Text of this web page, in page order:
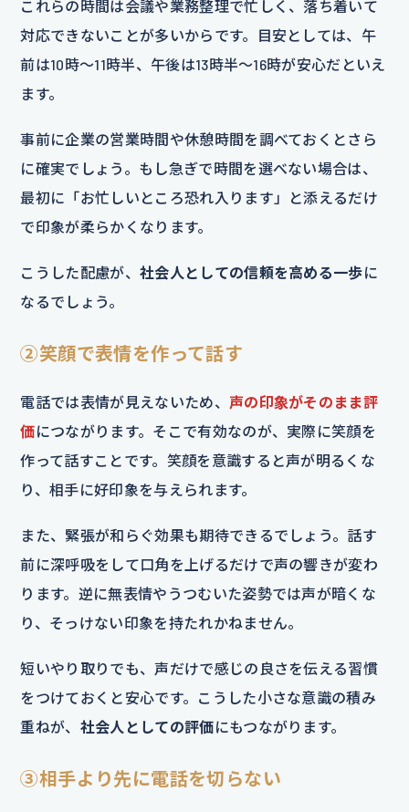
これらの時間は会議や業務整理で忙しく、落ち着いて
対応できないことが多いからです。目安としては、午
前は10時〜11時半、午後は13時半〜16時が安心だといえ
ます。
事前に企業の営業時間や休憩時間を調べておくとさら
に確実でしょう。もし急ぎで時間を選べない場合は、
最初に「お忙しいところ恐れ入ります」と添えるだけ
で印象が柔らかくなります。
こうした配慮が、 社会人としての信頼を高める一歩に
なるでしょう。
②笑顔で表情を作って話す
電話では表情が見えないため、 声の印象がそのまま評
価につながります。そこで有効なのが、実際に笑顔を
作って話すことです。笑顔を意識すると声が明るくな
り、相手に好印象を与えられます。
また、緊張が和らぐ効果も期待できるでしょう。話す
前に深呼吸をして口角を上げるだけで声の響きが変わ
ります。逆に無表情やうつむいた姿勢では声が暗くな
り、そっけない印象を持たれかねません。
短いやり取りでも、声だけで感じの良さを伝える習慣
をつけておくと安心です。こうした小さな意識の積み
重ねが、 社会人としての評価にもつながります。
③相手より先に電話を切らない